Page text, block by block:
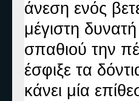
άνεση ενός
μέγιστη
σπαθιού την
έσφιξε τα
κάνει μία